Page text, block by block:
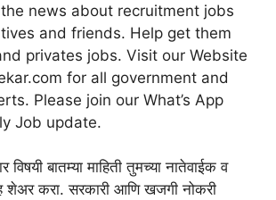
news about recruitment jobs
and friends. Help get them
privates jobs. Visit our Website
for all government and
Please join our What’s App
Job update.
विषयी बातम्या माहिती तुमच्या नातेवाईक व
शेअर करा. सरकारी आणि खजगी नोकरी